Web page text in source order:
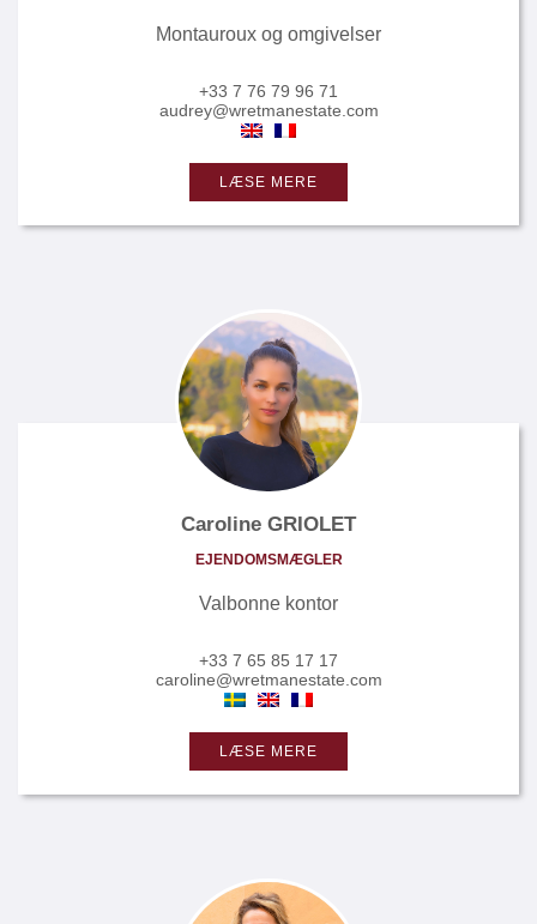
Montauroux og omgivelser
+33 7 76 79 96 71
audrey@wretmanestate.com
LÆSE MERE
Caroline GRIOLET
EJENDOMSMÆGLER
Valbonne kontor
+33 7 65 85 17 17
caroline@wretmanestate.com
LÆSE MERE